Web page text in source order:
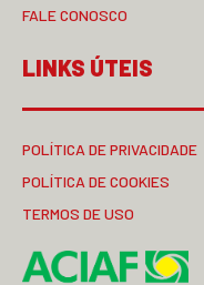
FALE CONOSCO
LINKS ÚTEIS
POLÍTICA DE PRIVACIDADE
POLÍTICA DE COOKIES
TERMOS DE USO